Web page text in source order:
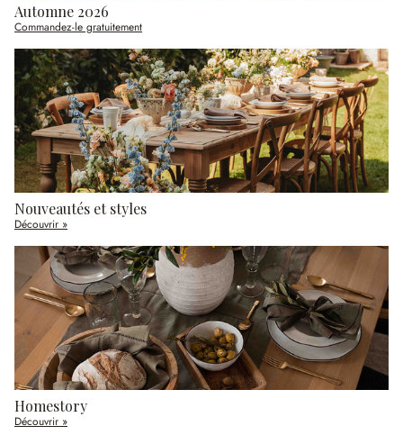
Automne 2026
Commandez-le gratuitement
Nouveautés et styles
Découvrir »
Homestory
Découvrir »